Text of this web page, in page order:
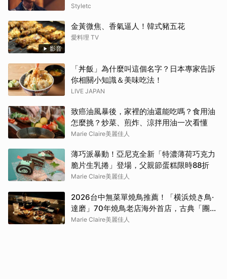
Styletc
影音
金黃微焦、香氣逼人！韓式豬五花
愛料理 TV
「丼飯」為什麼叫這個名字？日本專家告訴
你相關小知識＆美味吃法！
LIVE JAPAN
致癌油風暴後，家裡的油還能吃嗎？食用油
怎麼挑？炒菜、煎炸、涼拌用油一次看懂
Marie Claire美麗佳人
薄巧派暴動！亞尼克全新「特濃薄荷巧克力
脆片生乳捲」登場，父親節蛋糕限時88折
Marie Claire美麗佳人
2026台中無菜單燒鳥推薦！「横浜焼き鳥·
達磨」70年燒鳥老店海外首店，古典「團扇
控火」技法成就銷魂美味
Marie Claire美麗佳人